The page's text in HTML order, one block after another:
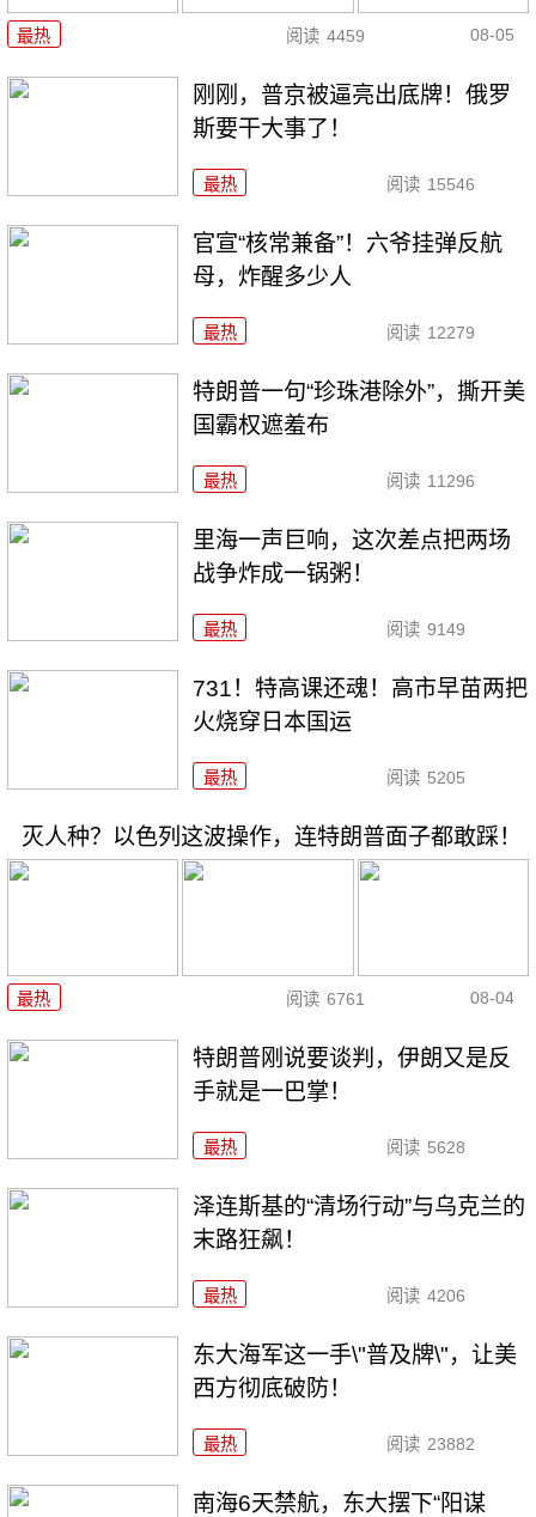
最热 阅读 4459 08-05
刚刚，普京被逼亮出底牌！俄罗
斯要干大事了！
最热 阅读 15546
官宣“核常兼备”！六爷挂弹反航
母，炸醒多少人
最热 阅读 12279
特朗普一句“珍珠港除外”，撕开美
国霸权遮羞布
最热 阅读 11296
里海一声巨响，这次差点把两场
战争炸成一锅粥！
最热 阅读 9149
731！特高课还魂！高市早苗两把
火烧穿日本国运
最热 阅读 5205
灭人种？以色列这波操作，连特朗普面子都敢踩！
最热 阅读 6761 08-04
特朗普刚说要谈判，伊朗又是反
手就是一巴掌！
最热 阅读 5628
泽连斯基的“清场行动”与乌克兰的
末路狂飙！
最热 阅读 4206
东大海军这一手\"普及牌\"，让美
西方彻底破防！
最热 阅读 23882
南海6天禁航，东大摆下“阳谋